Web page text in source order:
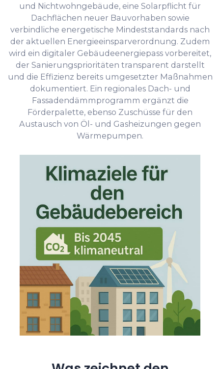
und Nichtwohngebäude, eine Solarpflicht für
Dachflächen neuer Bauvorhaben sowie
verbindliche energetische Mindeststandards nach
der aktuellen Energieeinsparverordnung. Zudem
wird ein digitaler Gebäudeenergiepass vorbereitet,
der Sanierungsprioritäten transparent darstellt
und die Effizienz bereits umgesetzter Maßnahmen
dokumentiert. Ein regionales Dach- und
Fassadendämmprogramm ergänzt die
Förderpalette, ebenso Zuschüsse für den
Austausch von Öl- und Gasheizungen gegen
Wärmepumpen.